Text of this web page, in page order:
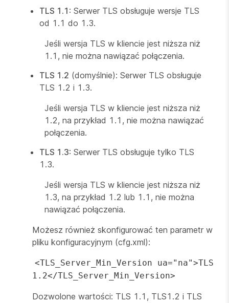
TLS 1.1 : Serwer TLS obsługuje wersje TLS
od 1.1 do 1.3.
Jeśli wersja TLS w kliencie jest niższa niż
1.1, nie można nawiązać połączenia.
TLS 1.2 (domyślnie): Serwer TLS obsługuje
TLS 1.2 i 1.3.
Jeśli wersja TLS w kliencie jest niższa niż
1.2, na przykład 1.1, nie można nawiązać
połączenia.
TLS 1.3: Serwer TLS obsługuje tylko TLS
1.3.
Jeśli wersja TLS w kliencie jest niższa niż
1.3, na przykład 1.2 lub 1.1, nie można
nawiązać połączenia.
Możesz również skonfigurować ten parametr w
pliku konfiguracyjnym (cfg.xml):
<TLS_Server_Min_Version ua="na">TLS
1.2</TLS_Server_Min_Version>
Dozwolone wartości: TLS 1.1, TLS1.2 i TLS